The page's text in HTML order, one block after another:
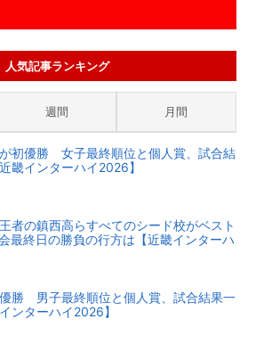
人気記事ランキング
週間 月間
初優勝 女子最終順位と個人賞、試合結
畿インターハイ2026】
者の鎮西高らすべてのシード校がベスト
最終日の勝負の行方は【近畿インターハ
勝 男子最終順位と個人賞、試合結果一
ンターハイ2026】